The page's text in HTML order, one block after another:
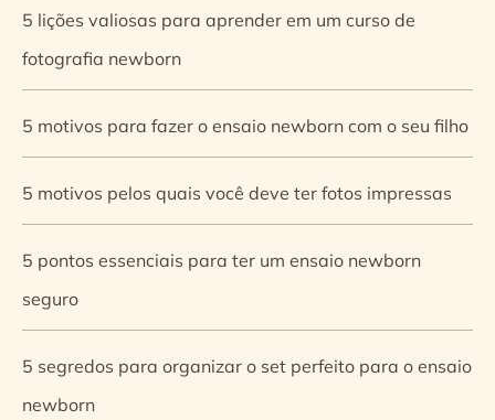
5 lições valiosas para aprender em um curso de
fotografia newborn
5 motivos para fazer o ensaio newborn com o seu filho
5 motivos pelos quais você deve ter fotos impressas
5 pontos essenciais para ter um ensaio newborn
seguro
5 segredos para organizar o set perfeito para o ensaio
newborn